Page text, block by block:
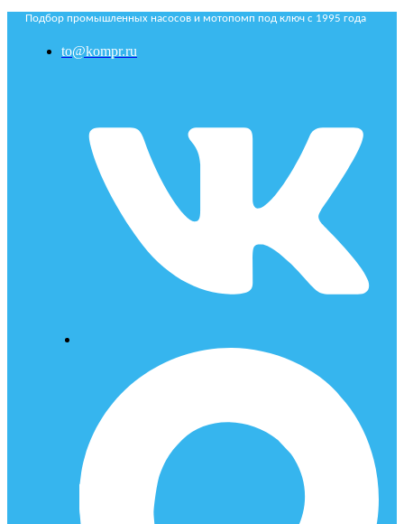
Подбор промышленных насосов и мотопомп под ключ с 1995 года
to@kompr.ru